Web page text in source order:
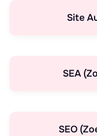
Site
SEA
SEO